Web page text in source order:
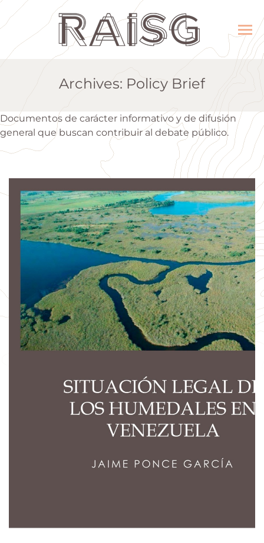
Archives: Policy Brief
Documentos de carácter informativo y de difusión
general que buscan contribuir al debate público.